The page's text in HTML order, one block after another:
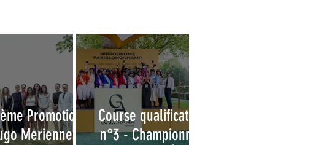
Promotion
Merienne -
Course qualificative
n°3 - Championnat